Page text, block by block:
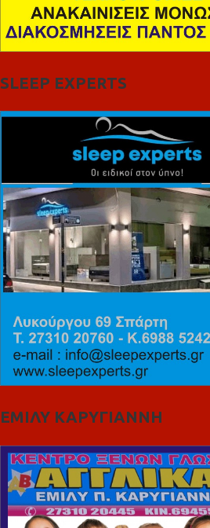
SLEEP EXPERTS
ΕΜΙΛΥ ΚΑΡΥΓΙΑΝΝΗ